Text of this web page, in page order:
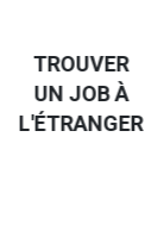
TROUVER
UN JOB À
L'ÉTRANGER